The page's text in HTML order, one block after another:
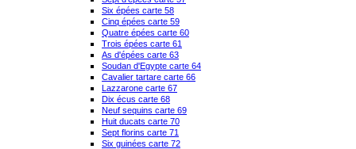
Six épées carte 58
Cinq épées carte 59
Quatre épées carte 60
Trois épées carte 61
As d'épées carte 63
Soudan d'Egypte carte 64
Cavalier tartare carte 66
Lazzarone carte 67
Dix écus carte 68
Neuf sequins carte 69
Huit ducats carte 70
Sept florins carte 71
Six guinées carte 72